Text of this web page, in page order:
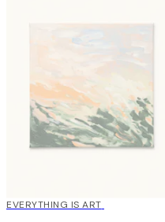
EVERYTHING IS ART